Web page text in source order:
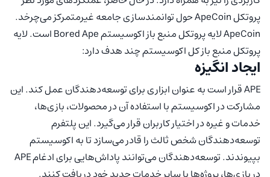
پروتکل ApeCoin حول توانمندسازی جامعه غیرمتمرکز می‌چرخد.
ApeCoin لایه پروتکل منبع باز اکوسیستم Bored Ape است. لایه
پروتکل منبع باز کل اکوسیستم چند هدف دارد:
ایجاد انگیزه
APE قرار است به عنوان ابزاری برای توسعه‌دهندگان عمل کند. این
مشارکت در اکوسیستم با استفاده آن در محصولات، بازی‌ها،
خدمات و غیره در اختیار کاربران قرار می‌گیرد. این پلتفرم
توسعه‌دهندگان شخص ثالث را قادر می‌سازد تا به اکوسیستم
بپیوندند. توسعه‌دهندگان می‌توانند پاداش‌هایی برای ادغام APE